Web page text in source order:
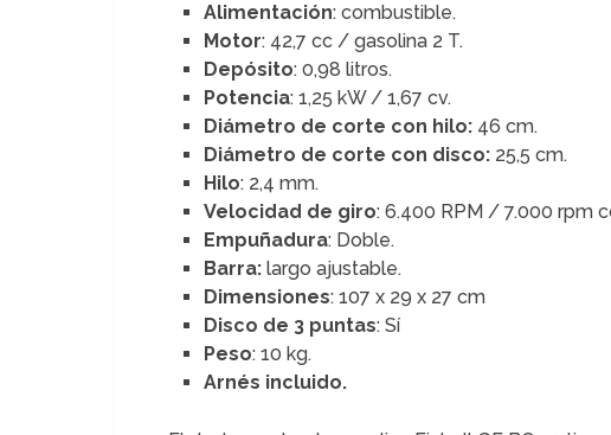
Alimentación: combustible.
Motor: 42,7 cc / gasolina 2 T.
Depósito: 0,98 litros.
Potencia: 1,25 kW / 1,67 cv.
Diámetro de corte con hilo: 46 cm.
Diámetro de corte con disco: 25,5 cm.
Hilo: 2,4 mm.
Velocidad de giro: 6.400 RPM / 7.000 rpm
Empuñadura: Doble.
Barra: largo ajustable.
Dimensiones: 107 x 29 x 27 cm
Disco de 3 puntas: Sí
Peso: 10 kg.
Arnés incluido.